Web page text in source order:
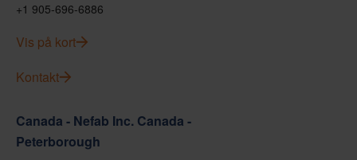
+1 905-696-6886
Vis på kort
Kontakt
Canada - Nefab Inc. Canada -
Peterborough